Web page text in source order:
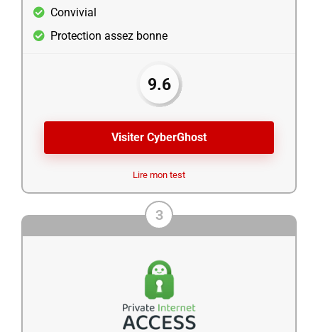
Convivial
Protection assez bonne
9.6
Visiter CyberGhost
Lire mon test
3